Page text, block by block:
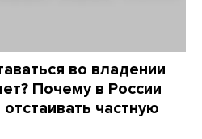
во владении
Почему в России
частную